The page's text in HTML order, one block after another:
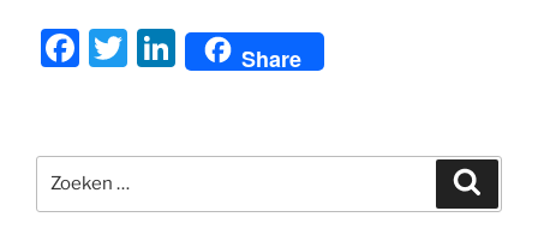
F
e
b
T
er
Li
n
e
dI
Share
naar: